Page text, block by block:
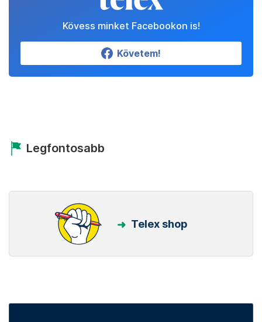
Kövess minket Facebookon is!
Követem!
Legfontosabb
Telex shop